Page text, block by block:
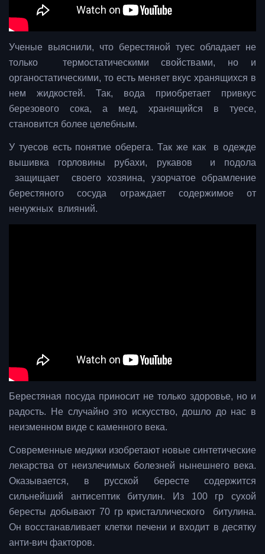
Ученые выяснили, что берестяной туес обладает не
только термостатическими свойствами, но и
органостатическими, то есть меняет вкус хранящихся в
нем жидкостей. Так, вода приобретает привкус
березового сока, а мед, хранящийся в туесе,
становится более целебным.
У туесов есть понятие оберега. Так же как в одежде
вышивка горловины рубахи, рукавов и подола
защищает своего хозяина, узорчатое обрамление
берестяного сосуда ограждает содержимое от
ненужных влияний.
Берестяная посуда приносит не только здоровье, но и
радость. Не случайно это искусство, дошло до нас в
неизменном виде с каменного века.
Современные медики изобретают новые синтетические
лекарства от неизлечимых болезней нынешнего века.
Оказывается, в русской бересте содержится
сильнейший антисептик битулин. Из 100 гр сухой
бересты добывают 70 гр кристаллического битулина.
Он восстанавливает клетки печени и входит в десятку
анти-вич факторов.